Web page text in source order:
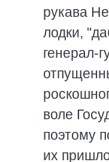
рукава
лодки,
генерал-
воле
поэтому
их